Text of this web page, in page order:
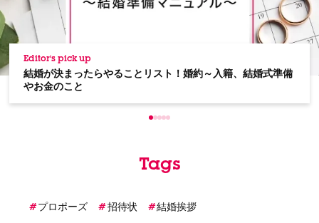
Editor's pick up
結婚が決まったらやることリスト！婚約～入籍、結婚式準備
やお金のこと
Tags
プロポーズ 招待状 結婚挨拶